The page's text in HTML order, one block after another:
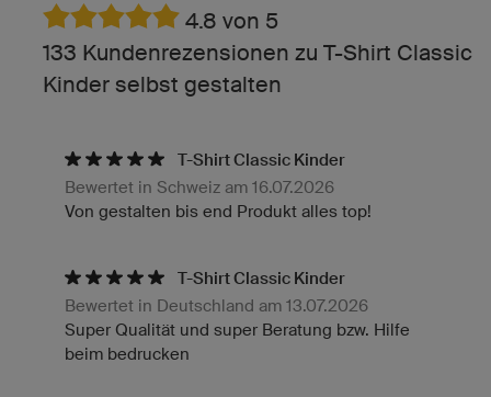
4.8 von 5
133 Kundenrezensionen zu T-Shirt Classic
Kinder selbst gestalten
T-Shirt Classic Kinder
Bewertet in Schweiz am 16.07.2026
Von gestalten bis end Produkt alles top!
T-Shirt Classic Kinder
Bewertet in Deutschland am 13.07.2026
Super Qualität und super Beratung bzw. Hilfe
beim bedrucken